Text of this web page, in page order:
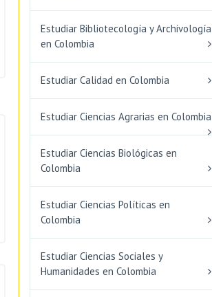
Estudiar Bibliotecología y Archivología
en Colombia
Estudiar Calidad en Colombia
Estudiar Ciencias Agrarias en Colombia
Estudiar Ciencias Biológicas en
Colombia
Estudiar Ciencias Políticas en
Colombia
Estudiar Ciencias Sociales y
Humanidades en Colombia